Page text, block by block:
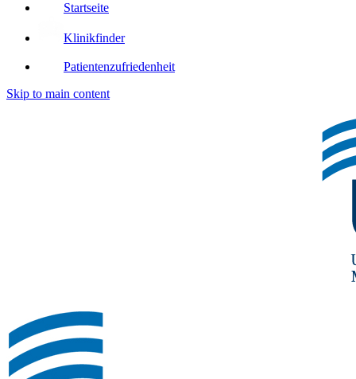
Startseite
Klinikfinder
Patientenzufriedenheit
Skip to main content